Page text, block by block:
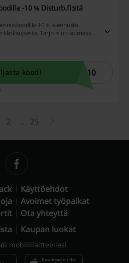
-10 % Disturb.fi:stä
10 % alennusta
Tarjous on voimassa
koodi
N10
2 ... 25
Käyttöehdot
Avoimet työpaikat
Ota yhteyttä
Kaupan luokat
mobiililaitteellesi